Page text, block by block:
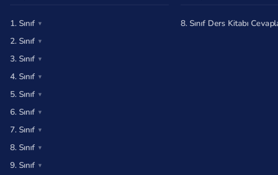
1. Sınıf
2. Sınıf
3. Sınıf
4. Sınıf
5. Sınıf
6. Sınıf
7. Sınıf
8. Sınıf
9. Sınıf
8. Sınıf Ders Kitabı